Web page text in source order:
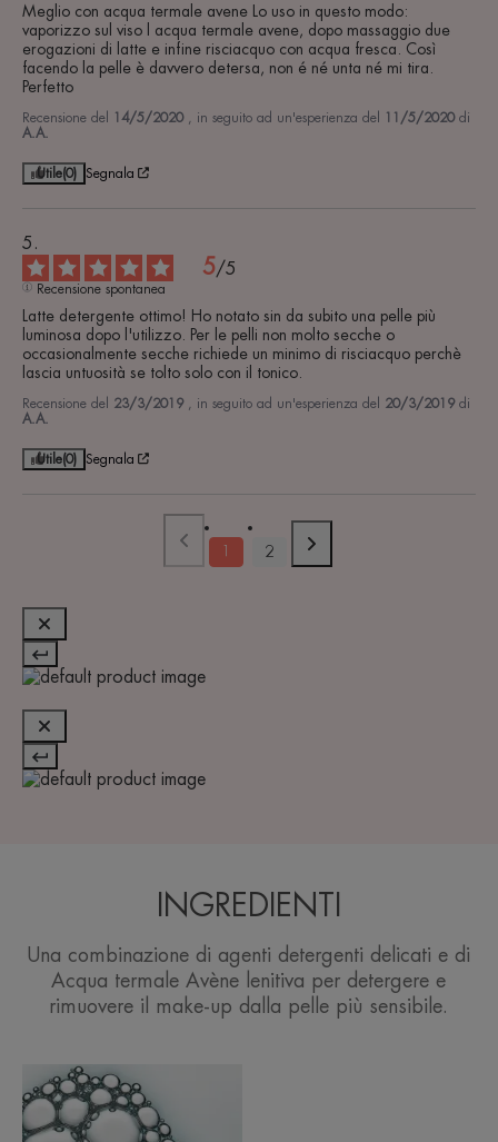
Meglio con acqua termale avene Lo uso in questo modo:
vaporizzo sul viso l acqua termale avene, dopo massaggio due
erogazioni di latte e infine risciacquo con acqua fresca. Così
facendo la pelle è davvero detersa, non é né unta né mi tira.
Perfetto
Recensione del 14/5/2020 , in seguito ad un'esperienza del 11/5/2020 di
A.A.
Utile(0) Segnala
5/5
Recensione spontanea
Latte detergente ottimo! Ho notato sin da subito una pelle più
luminosa dopo l'utilizzo. Per le pelli non molto secche o
occasionalmente secche richiede un minimo di risciacquo perchè
lascia untuosità se tolto solo con il tonico.
Recensione del 23/3/2019 , in seguito ad un'esperienza del 20/3/2019 di
A.A.
Utile(0) Segnala
1 2
INGREDIENTI
Una combinazione di agenti detergenti delicati e di
Acqua termale Avène lenitiva per detergere e
rimuovere il make-up dalla pelle più sensibile.